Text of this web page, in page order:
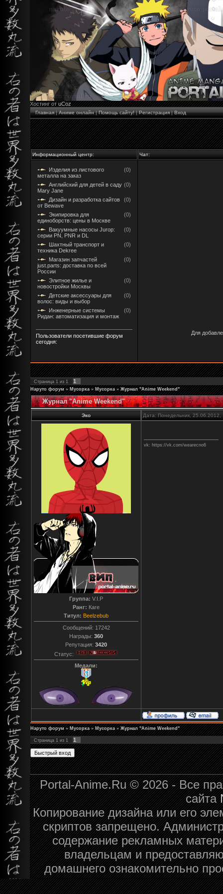
Хостинг отuCoz
Главная|Аниме онлайн|Помощь сайту!|Регистрация|Вход
Информационный центр: Чат:
Изделия из листового
металла на заказ
(0)
Английский для детей в саду
Mary Jane
(0)
Дизайн и разработка сайтов
от Bewave
(0)
Экипировка для
единоборств: цены в Москве
(0)
Вакуумные насосы Jurop:
серии PN, PNR и DL
(0)
Шахтный транспорт и
техника Dekree
(0)
Магазин запчастей
just.parts: доставка по всей
России
(0)
Элитное жилье и
новостройки Москвы
(0)
Детские аксессуары для
волос: виды и выбор
(0)
Инженерные системы
Ридан: автоматизация и монтаж
(0)
Пользователи посетившие форум
сегодня:
Для
Страница 1 из 1 1
Наруто форум » Мусорка » Мусорка » Журнал "Anime Weekend"
Журнал "Anime Weekend"
Эко Дата: Понедельник,
Группа: V.I.P
Ранг: Каге
Титул: Beelzebub
Сообщений: 17242
Награды: 360
Репутация: 3420
Статус:
Медали:
vk: https://vk.com/wearecno6
Наруто форум » Мусорка » Мусорка » Журнал "Anime Weekend"
Страница 1 из 1 1
Portal-Anime.Ru © 2026 - Все
сайта
Копирование дизайна или его
скриптов запрещено.
содержание рекламных
владельцам и
домашнего ознакомительно